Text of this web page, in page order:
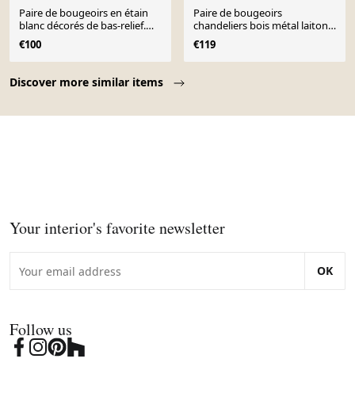
Discover more similar items
Paire de bougeoirs en étain
blanc décorés de bas-relief.
"Perletin". Norvège 1960
€100
Paire de bougeoirs
chandeliers bois métal laiton
doré décoration campagne
fabrication artisanale
€119
Your interior's favorite newsletter
OK
Follow us